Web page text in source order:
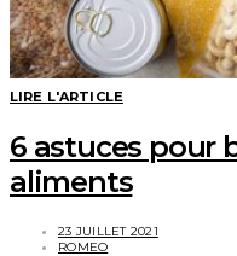
LIRE L'ARTICLE
6 astuces pour
aliments
23 JUILLET 2021
ROMEO